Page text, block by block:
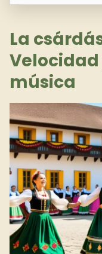
La
Velocidad
música